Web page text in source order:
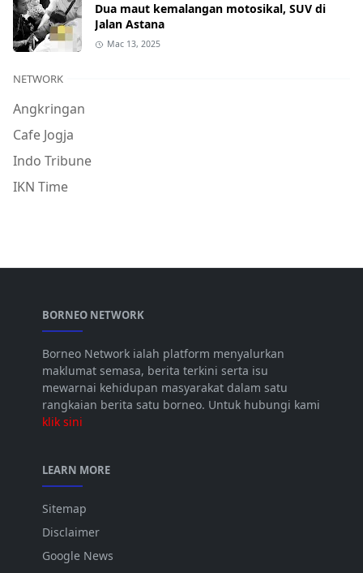
Dua maut kemalangan motosikal, SUV di
Jalan Astana
Mac 13, 2025
NETWORK
Angkringan
Cafe Jogja
Indo Tribune
IKN Time
BORNEO NETWORK
Borneo Network ialah platform menyalurkan
maklumat semasa, berita terkini serta isu
mewarnai kehidupan masyarakat dalam satu
rangkaian berita satu borneo. Untuk hubungi kami
klik sini
LEARN MORE
Sitemap
Disclaimer
Google News